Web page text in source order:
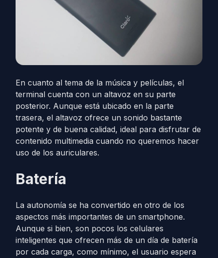
En cuanto al tema de la música y películas, el
terminal cuenta con un altavoz en su parte
posterior. Aunque está ubicado en la parte
trasera, el altavoz ofrece un sonido bastante
potente y de buena calidad, ideal para disfrutar de
contenido multimedia cuando no queremos hacer
uso de los auriculares.
Batería
La autonomía se ha convertido en otro de los
aspectos más importantes de un smartphone.
Aunque si bien, son pocos los celulares
inteligentes que ofrecen más de un día de batería
por cada carga, como mínimo, el usuario espera